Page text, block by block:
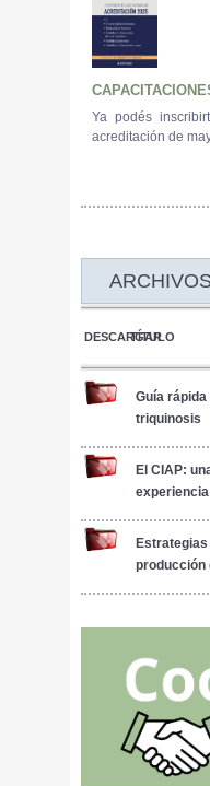
Ya podés
acreditación de
DESCARGAR
TÍTULO
Guía
triquinosis
El CIAP:
experiencia
aplicación
y países
Estrategias
producción
antibióticos
cerdos en
crecimiento